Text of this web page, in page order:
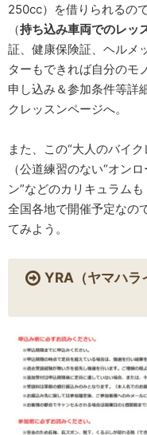
250cc）を借りられるの
（持ち込み車両でのレッ
証、健康保険証、ヘルメ
ターもできれば自分のモ
申し込み＆参加条件等詳
クレッスンページへ。
また、この“大人のバイ
（公道練習のない“オン
ン”などのカリキュラムも
全国各地で開催予定なの
てみよう。
YRA（ヤマハラ